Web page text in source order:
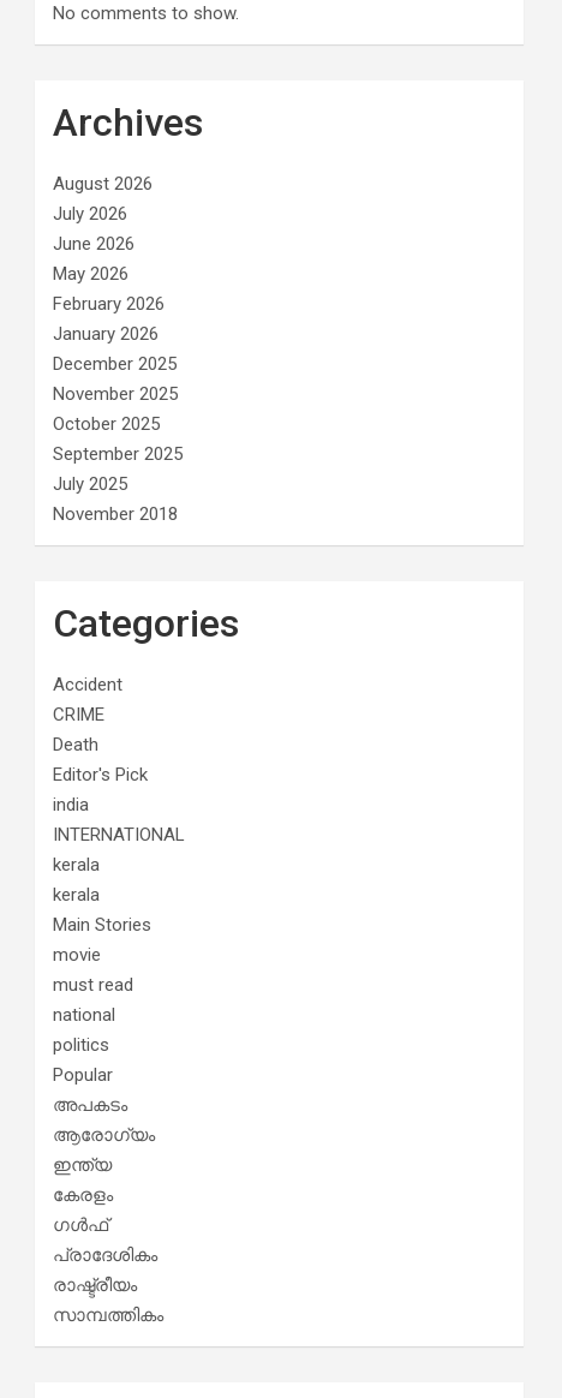
No comments to show.
Archives
August 2026
July 2026
June 2026
May 2026
February 2026
January 2026
December 2025
November 2025
October 2025
September 2025
July 2025
November 2018
Categories
Accident
CRIME
Death
Editor's Pick
india
INTERNATIONAL
kerala
kerala
Main Stories
movie
must read
national
politics
Popular
അപകടം
ആരോഗ്യം
ഇന്ത്യ
കേരളം
ഗൾഫ്
പ്രാദേശികം
രാഷ്ട്രീയം
സാമ്പത്തികം